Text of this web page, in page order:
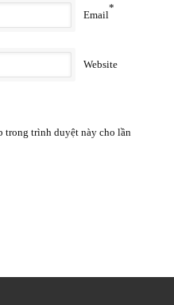
Email
*
Website
trong trình duyệt này cho lần